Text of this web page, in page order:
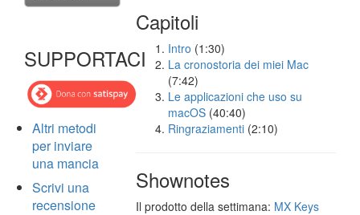
SUPPORTACI
Altri metodi
per inviare
una mancia
Scrivi una
recensione
Capitoli
Intro (1:30)
La cronostoria dei miei Mac
(7:42)
Le applicazioni che uso su
macOS (40:40)
Ringraziamenti (2:10)
Shownotes
Il prodotto della settimana: MX Keys